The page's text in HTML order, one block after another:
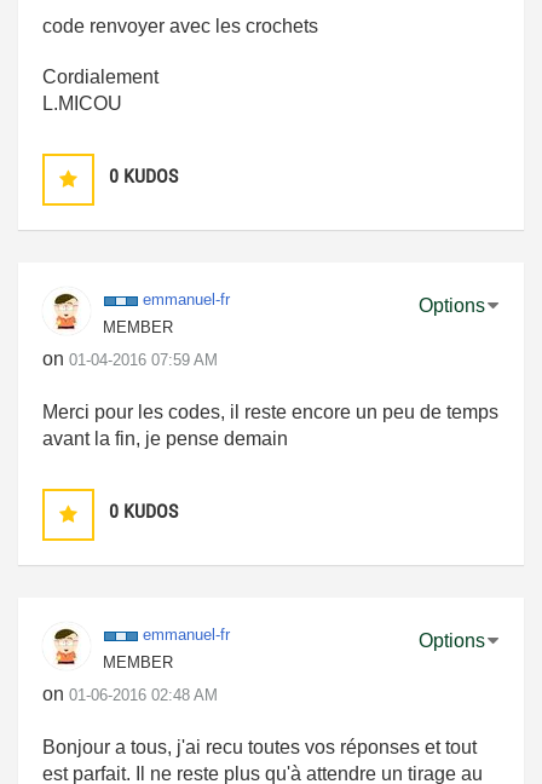
code renvoyer avec les crochets
Cordialement
L.MICOU
0 KUDOS
emmanuel-fr
MEMBER
on ‎01-04-2016 07:59 AM
Options
Merci pour les codes, il reste encore un peu de temps
avant la fin, je pense demain
0 KUDOS
emmanuel-fr
MEMBER
on ‎01-06-2016 02:48 AM
Options
Bonjour a tous, j'ai recu toutes vos réponses et tout
est parfait. Il ne reste plus qu'à attendre un tirage au